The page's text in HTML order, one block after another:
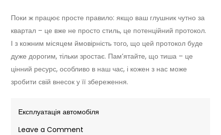
Поки ж працює просте правило: якщо ваш глушник чутно за
квартал – це вже не просто стиль, це потенційний протокол.
І з кожним місяцем ймовірність того, що цей протокол буде
дуже дорогим, тільки зростає. Пам’ятайте, що тиша – це
цінний ресурс, особливо в наш час, і кожен з нас може
зробити свій внесок у її збереження.
Експлуатація автомобіля
Leave a Comment